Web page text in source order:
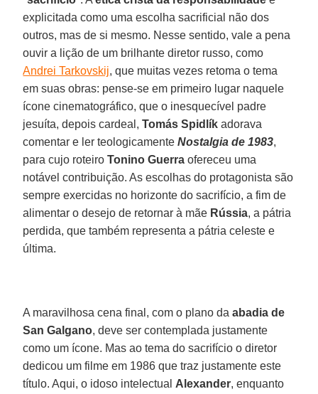
explicitada como uma escolha sacrificial não dos
outros, mas de si mesmo. Nesse sentido, vale a pena
ouvir a lição de um brilhante diretor russo, como
Andrei Tarkovskij, que muitas vezes retoma o tema
em suas obras: pense-se em primeiro lugar naquele
ícone cinematográfico, que o inesquecível padre
jesuíta, depois cardeal,Tomás Spidlík adorava
comentar e ler teologicamenteNostalgia de 1983,
para cujo roteiroTonino Guerra ofereceu uma
notável contribuição. As escolhas do protagonista são
sempre exercidas no horizonte do sacrifício, a fim de
alimentar o desejo de retornar à mãe Rússia, a pátria
perdida, que também representa a pátria celeste e
última.
A maravilhosa cena final, com o plano daabadia de
San Galgano, deve ser contemplada justamente
como um ícone. Mas ao tema do sacrifício o diretor
dedicou um filme em 1986 que traz justamente este
título. Aqui, o idoso intelectual Alexander, enquanto